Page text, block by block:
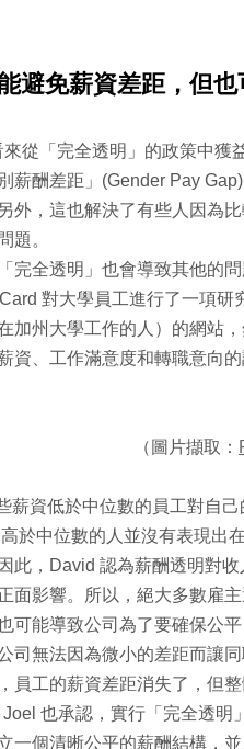
避免薪資差距，但
從「完全透明」的政策中獲
薪酬差距」(Gender Pay
外，這也解決了有些人因為
題。
完全透明」也會導致其他的
對大學員工進行了一項
加州大學工作的人）的網站
資、工作滿意度和轉職意向的
（圖片擷取：
薪資低於中位數的員工對自
於中位數的人並沒有表現出
此，David 認為薪酬透明對
面影響。所以，絕大多數雇
可能導致公司為了要確保公
司無法因為微小的差距而讓
員工的薪資差距消失了，但整
也承認，實行「完全透
一個清晰公平的薪酬結構，